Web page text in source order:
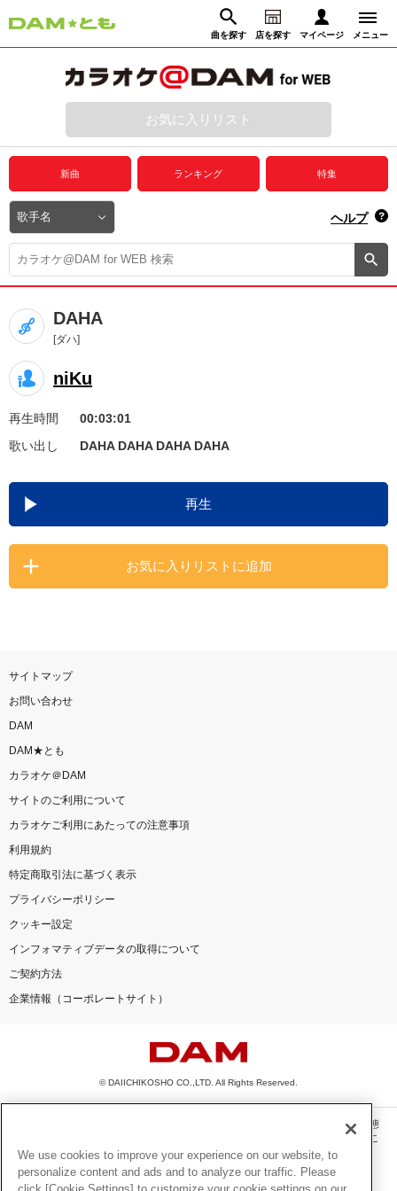
曲を探す 店を探す マイページ メニュー
動画からさがす 録音からさがす
ログイン
プレミアムサービス
DAM★とも動画
DAM★とも録音
カラオケ＠DAM
ユーザー検索
キャンペーン
お知らせ よくあるご質問
DAMの新曲・ランキングなど
カラオケ最新情報をチェック！
お気に入りリスト
新曲 ランキング 特集
ヘルプ
DAHA
[ダハ]
niKu
再生時間
00:03:01
歌い出し
DAHA DAHA DAHA DAHA
再生
お気に入りリストに追加
サイトマップ
お問い合わせ
DAM
DAM★とも
カラオケ＠DAM
サイトのご利用について
カラオケご利用にあたっての注意事項
利用規約
特定商取引法に基づく表示
プライバシーポリシー
クッキー設定
インフォマティブデータの取得について
ご契約方法
企業情報（コーポレートサイト）
© DAIICHIKOSHO CO.,LTD. All Rights Reserved.
このサイトに掲載されている一切の文章・画像・写真・動画・音声等を、手段や形態
を問わず、著作権法の定める範囲を超えて無断で複製、転載、ファイル化などするこ
とを禁じます。
楽曲及びコンテンツは、機種によりご利用いただけない場合があります。
We use cookies to improve your experience on our website, to
personalize content and ads and to analyze our traffic. Please